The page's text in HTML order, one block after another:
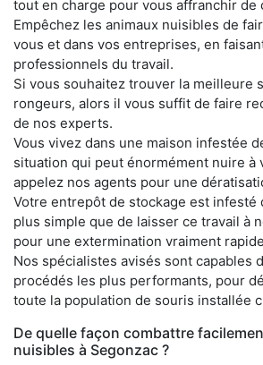
tout en charge pour vous affranchir de
Empêchez les animaux nuisibles de
vous et dans vos entreprises, en
professionnels du travail.
Si vous souhaitez trouver la meilleure
rongeurs, alors il vous suffit de faire
de nos experts.
Vous vivez dans une maison infestée
situation qui peut énormément nuire à
appelez nos agents pour une
Votre entrepôt de stockage est infesté
plus simple que de laisser ce travail à
pour une extermination vraiment
Nos spécialistes avisés sont capables
procédés les plus performants, pour
toute la population de souris installée
De quelle façon combattre
nuisibles à Segonzac ?